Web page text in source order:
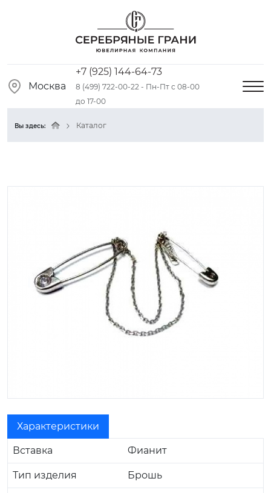
Москва
+7 (925) 144-64-73
8 (499) 722-00-22 - Пн-Пт с 08-00
до 17-00
Вы здесь: Каталог
Характеристики
Вставка Фианит
Тип изделия Брошь